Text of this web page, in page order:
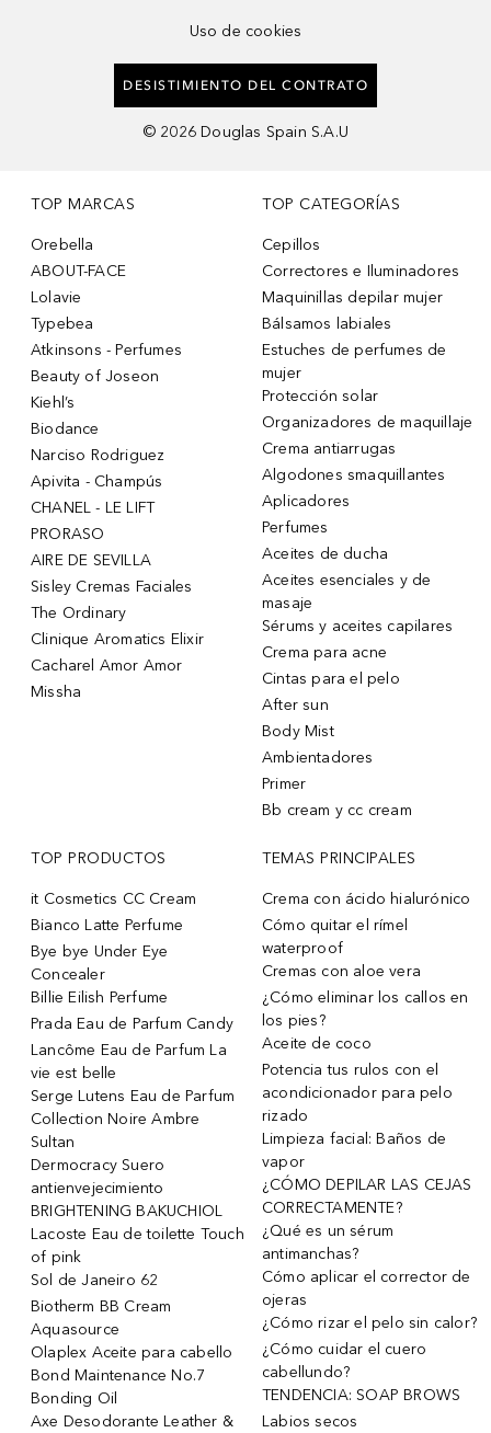
Uso de cookies
DESISTIMIENTO DEL CONTRATO
© 2026 Douglas Spain S.A.U
TOP MARCAS
Orebella
ABOUT-FACE
Lolavie
Typebea
Atkinsons - Perfumes
Beauty of Joseon
Kiehl’s
Biodance
Narciso Rodriguez
Apivita - Champús
CHANEL - LE LIFT
PRORASO
AIRE DE SEVILLA
Sisley Cremas Faciales
The Ordinary
Clinique Aromatics Elixir
Cacharel Amor Amor
Missha
TOP CATEGORÍAS
Cepillos
Correctores e Iluminadores
Maquinillas depilar mujer
Bálsamos labiales
Estuches de perfumes de
mujer
Protección solar
Organizadores de maquillaje
Crema antiarrugas
Algodones smaquillantes
Aplicadores
Perfumes
Aceites de ducha
Aceites esenciales y de
masaje
Sérums y aceites capilares
Crema para acne
Cintas para el pelo
After sun
Body Mist
Ambientadores
Primer
Bb cream y cc cream
TOP PRODUCTOS
it Cosmetics CC Cream
Bianco Latte Perfume
Bye bye Under Eye
Concealer
Billie Eilish Perfume
Prada Eau de Parfum Candy
Lancôme Eau de Parfum La
vie est belle
Serge Lutens Eau de Parfum
Collection Noire Ambre
Sultan
Dermocracy Suero
antienvejecimiento
BRIGHTENING BAKUCHIOL
Lacoste Eau de toilette Touch
of pink
Sol de Janeiro 62
Biotherm BB Cream
Aquasource
Olaplex Aceite para cabello
Bond Maintenance No.7
Bonding Oil
Axe Desodorante Leather &
TEMAS PRINCIPALES
Crema con ácido hialurónico
Cómo quitar el rímel
waterproof
Cremas con aloe vera
¿Cómo eliminar los callos en
los pies?
Aceite de coco
Potencia tus rulos con el
acondicionador para pelo
rizado
Limpieza facial: Baños de
vapor
¿CÓMO DEPILAR LAS CEJAS
CORRECTAMENTE?
¿Qué es un sérum
antimanchas?
Cómo aplicar el corrector de
ojeras
¿Cómo rizar el pelo sin calor?
¿Cómo cuidar el cuero
cabellundo?
TENDENCIA: SOAP BROWS
Labios secos